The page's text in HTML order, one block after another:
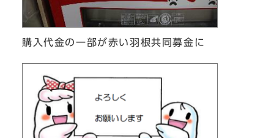
購入代金の一部が赤い羽根共同募金に